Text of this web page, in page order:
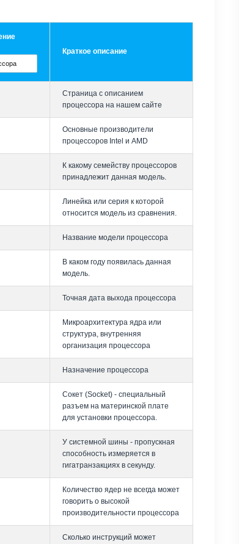
Краткое описание
Страница с описанием
процессора на нашем сайте
Основные производители
процессоров Intel и AMD
К какому семейству процессоров
принадлежит данная модель.
Линейка или серия к которой
относится модель из сравнения.
Название модели процессора
В каком году появилась данная
модель.
Точная дата выхода процессора
Микроархитектура ядра или
структура, внутренняя
организация процессора
Назначение процессора
Сокет (Socket) - специальный
разъем на материнской плате
для установки процессора.
У системной шины - пропускная
способность измеряется в
гигатранзакциях в секунду.
Количество ядер не всегда может
говорить о высокой
производительности процессора
Сколько инструкций может